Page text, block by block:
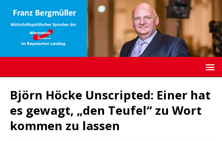
Björn Höcke Unscripted: Einer hat
es gewagt, „den Teufel“ zu Wort
kommen zu lassen